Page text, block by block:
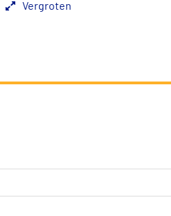
Vergroten